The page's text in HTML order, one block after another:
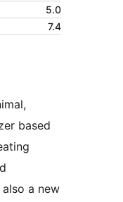
5.0
7.4
based
a new